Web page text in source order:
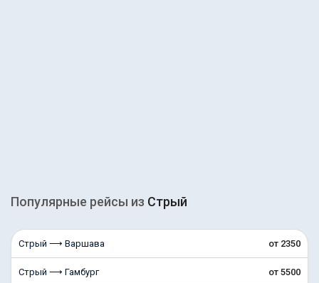
Популярные рейсы из Стрый
Стрый ⟶ Варшава от 2350
Стрый ⟶ Гамбург от 5500